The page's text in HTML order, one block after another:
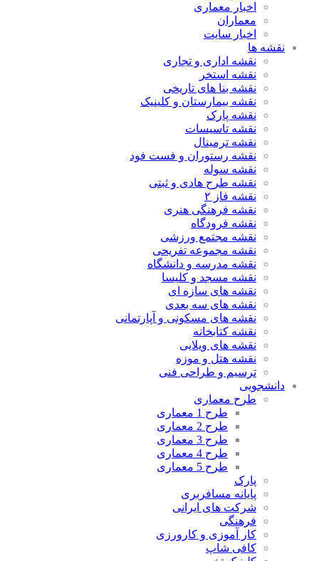
اخبار معماری
معماران
اخبار سایت
نقشه ها
نقشه اداری و تجاری
نقشه استخر
نقشه بنا های تاریخی
نقشه بیمارستان و کلینیک
نقشه پارک
نقشه تاسیسات
نقشه ترمینال
نقشه رستوران و فست فود
نقشه سوله
نقشه طرح هادی و ثبتی
نقشه فاز ۲
نقشه فرهنگی هنری
نقشه فرودگاه
نقشه مجتمع ورزشی
نقشه مجموعه تفریحی
نقشه مدرسه و دانشگاه
نقشه مسجد و کلیسا
نقشه های سازه ای
نقشه های سه بعدی
نقشه های مسکونی و آپارتمانی
نقشه کتابخانه
نقشه های ویلایی
نقشه هتل و موزه
ترسیم و طراحی فنی
دانشجویی
طرح معماری
طرح 1 معماری
طرح 2 معماری
طرح 3 معماری
طرح 4 معماری
طرح 5 معماری
پارک
پایانه مسافربری
شرکت های ایرانی
فرهنگی
کار آموزی و کارورزی
کافی شاپ